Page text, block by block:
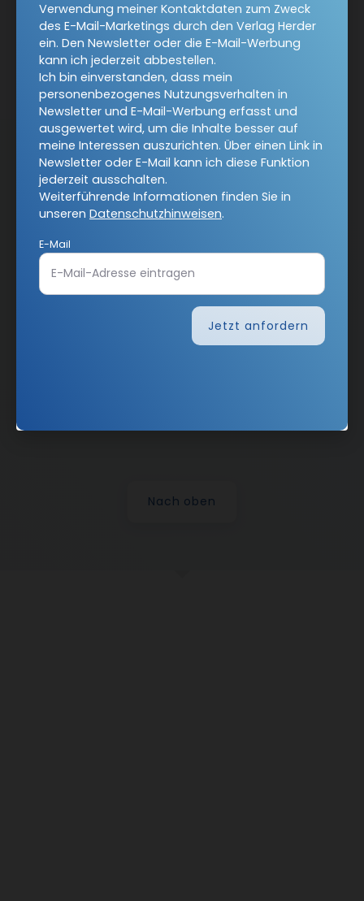
Jetzt anmelden
AGB und Widerrufsbelehrung
Datenschutz
Barrierefreiheit
Impressum
Vertrag widerrufen
Abo online kündigen
Nach oben
Verwendung meiner Kontaktdaten zum Zweck
des E-Mail-Marketings durch den Verlag Herder
ein. Den Newsletter oder die E-Mail-Werbung
kann ich jederzeit abbestellen.
Ich bin einverstanden, dass mein
personenbezogenes Nutzungsverhalten in
Newsletter und E-Mail-Werbung erfasst und
ausgewertet wird, um die Inhalte besser auf
meine Interessen auszurichten. Über einen Link in
Newsletter oder E-Mail kann ich diese Funktion
jederzeit ausschalten.
Weiterführende Informationen finden Sie in
unseren Datenschutzhinweisen.
E-Mail
Jetzt anfordern